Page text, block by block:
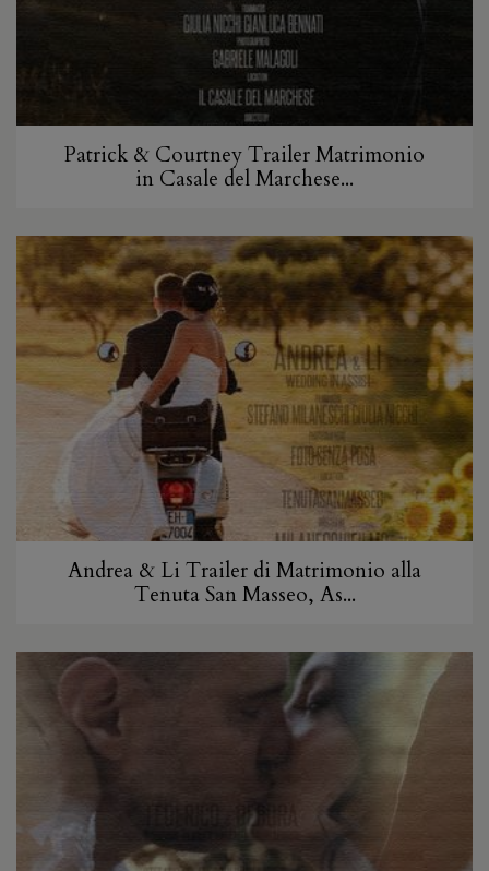
Patrick & Courtney Trailer Matrimonio
in Casale del Marchese...
Andrea & Li Trailer di Matrimonio alla
Tenuta San Masseo, As...